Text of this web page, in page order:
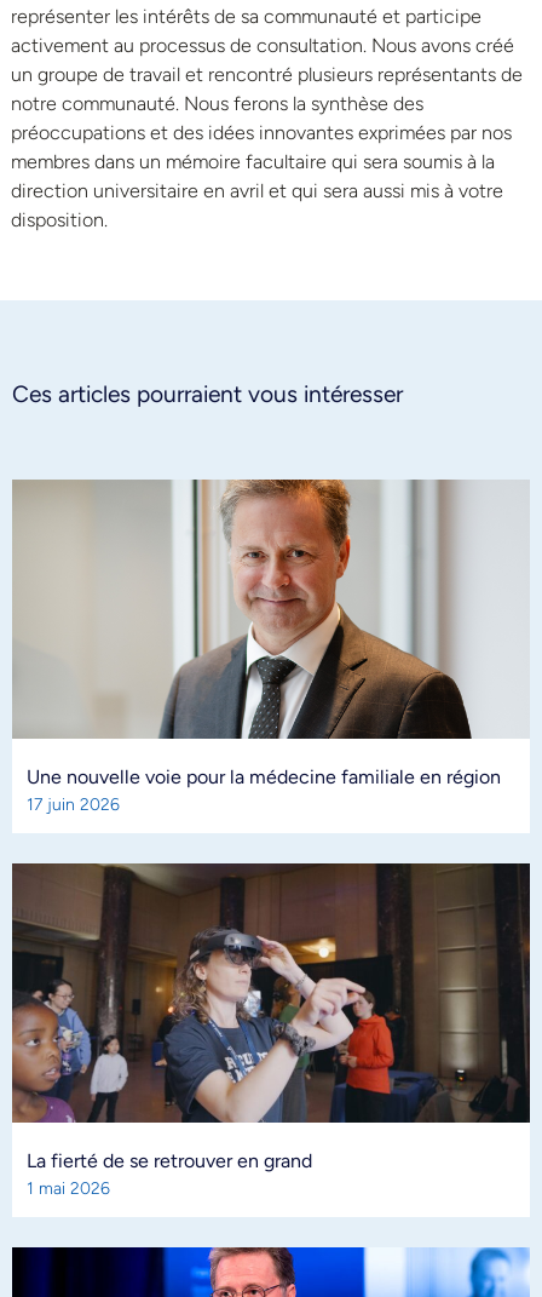
représenter les intérêts de sa communauté et participe
activement au processus de consultation. Nous avons créé
un groupe de travail et rencontré plusieurs représentants de
notre communauté. Nous ferons la synthèse des
préoccupations et des idées innovantes exprimées par nos
membres dans un mémoire facultaire qui sera soumis à la
direction universitaire en avril et qui sera aussi mis à votre
disposition.
Ces articles pourraient vous intéresser
Une nouvelle voie pour la médecine familiale en région
17 juin 2026
La fierté de se retrouver en grand
1 mai 2026